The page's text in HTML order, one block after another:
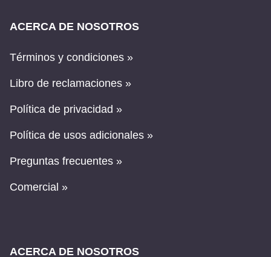
ACERCA DE NOSOTROS
Términos y condiciones »
Libro de reclamaciones »
Política de privacidad »
Política de usos adicionales »
Preguntas frecuentes »
Comercial »
ACERCA DE NOSOTROS